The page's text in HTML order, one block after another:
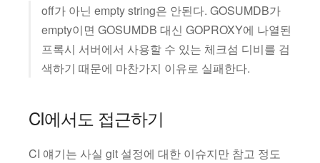
off가 아닌 empty string은 안된다. GOSUMDB가
empty이면 GOSUMDB 대신 GOPROXY에 나열된
프록시 서버에서 사용할 수 있는 체크섬 디비를 검
색하기 때문에 마찬가지 이유로 실패한다.
CI에서도 접근하기
CI 얘기는 사실 git 설정에 대한 이슈지만 참고 정도